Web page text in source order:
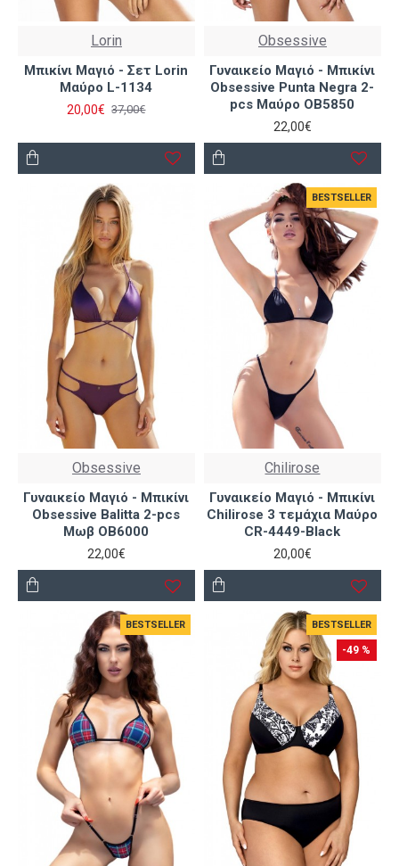
Lorin
Μπικίνι Μαγιό - Σετ Lorin
Μαύρο L-1134
20,00€ 37,00€
Obsessive
Γυναικείο Μαγιό - Μπικίνι
Obsessive Punta Negra 2-
pcs Μαύρο OB5850
22,00€
Obsessive
Γυναικείο Μαγιό - Μπικίνι
Obsessive Balitta 2-pcs
Μωβ OB6000
22,00€
BESTSELLER
Chilirose
Γυναικείο Μαγιό - Μπικίνι
Chilirose 3 τεμάχια Μαύρο
CR-4449-Black
20,00€
BESTSELLER BESTSELLER
-49 %